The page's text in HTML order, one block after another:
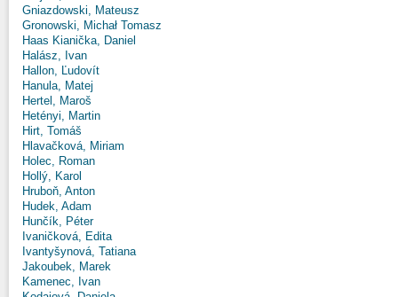
Gniazdowski, Mateusz
Gronowski, Michał Tomasz
Haas Kianička, Daniel
Halász, Ivan
Hallon, Ľudovít
Hanula, Matej
Hertel, Maroš
Hetényi, Martin
Hirt, Tomáš
Hlavačková, Miriam
Holec, Roman
Hollý, Karol
Hruboň, Anton
Hudek, Adam
Hunčík, Péter
Ivaničková, Edita
Ivantyšynová, Tatiana
Jakoubek, Marek
Kamenec, Ivan